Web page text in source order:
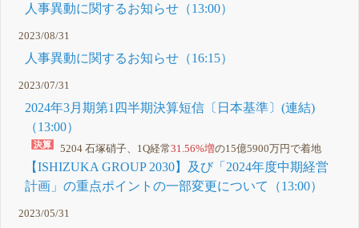
人事異動に関するお知らせ（13:00）
2023/08/31
人事異動に関するお知らせ（16:15）
2023/07/31
2024年3月期第1四半期決算短信〔日本基準〕(連結)
（13:00）
5204 石塚硝子、1Q経常31.56%増の15億5900万円で着地
【ISHIZUKA GROUP 2030】及び「2024年度中期経営
計画」の重点ポイントの一部変更について（13:00）
2023/05/31